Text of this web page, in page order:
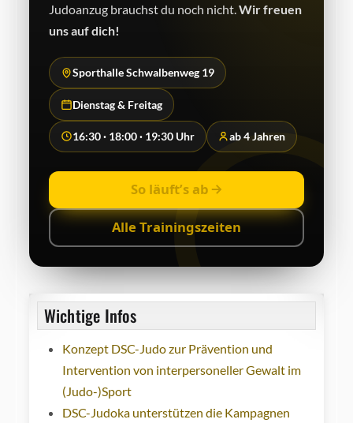
Judo­anzug brauchst du noch nicht.Wir freuen
uns auf dich!
Sporthalle Schwalbenweg 19
Dienstag & Freitag
16:30 · 18:00 · 19:30 Uhr ab 4 Jahren
So läuft’s ab
Alle Trainingszeiten
Wichtige Infos
Konzept DSC-Judo zur Prävention und
Intervention von interpersoneller Gewalt im
(Judo-)Sport
DSC-Judoka unterstützen die Kampagnen